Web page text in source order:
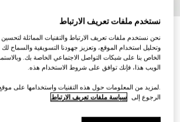
فستان مطرز من قطن جيرسي للأطفال
€ 1.135
نستخدم ملفات تعريف الارتباط
نحن نستخدم ملفات تعريف الارتباط والتقنيات المماثلة لتحسين
وتحليل استخدام الموقع، وتعزيز جهودنا التسويقية والسماح
الخاص بنا على شبكات التواصل الاجتماعي الخاصة بك.
الويب هذا، فإنك توافق على شروط الاستخدام هذه.
.لمزيد من المعلومات حول هذه التقنيات واستخدامها على
الرجوع إلى سياسة ملفات تعريف الارتباط